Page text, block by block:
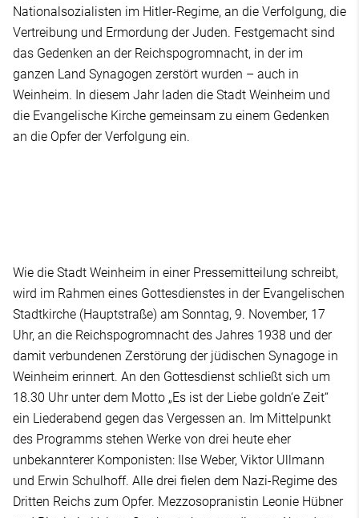
Nationalsozialisten im Hitler-Regime, an die Verfolgung, die
Vertreibung und Ermordung der Juden. Festgemacht sind
das Gedenken an der Reichspogromnacht, in der im
ganzen Land Synagogen zerstört wurden – auch in
Weinheim. In diesem Jahr laden die Stadt Weinheim und
die Evangelische Kirche gemeinsam zu einem Gedenken
an die Opfer der Verfolgung ein.
Wie die Stadt Weinheim in einer Pressemitteilung schreibt,
wird im Rahmen eines Gottesdienstes in der Evangelischen
Stadtkirche (Hauptstraße) am Sonntag, 9. November, 17
Uhr, an die Reichspogromnacht des Jahres 1938 und der
damit verbundenen Zerstörung der jüdischen Synagoge in
Weinheim erinnert. An den Gottesdienst schließt sich um
18.30 Uhr unter dem Motto „Es ist der Liebe goldn‘e Zeit“
ein Liederabend gegen das Vergessen an. Im Mittelpunkt
des Programms stehen Werke von drei heute eher
unbekannterer Komponisten: Ilse Weber, Viktor Ullmann
und Erwin Schulhoff. Alle drei fielen dem Nazi-Regime des
Dritten Reichs zum Opfer. Mezzosopranistin Leonie Hübner